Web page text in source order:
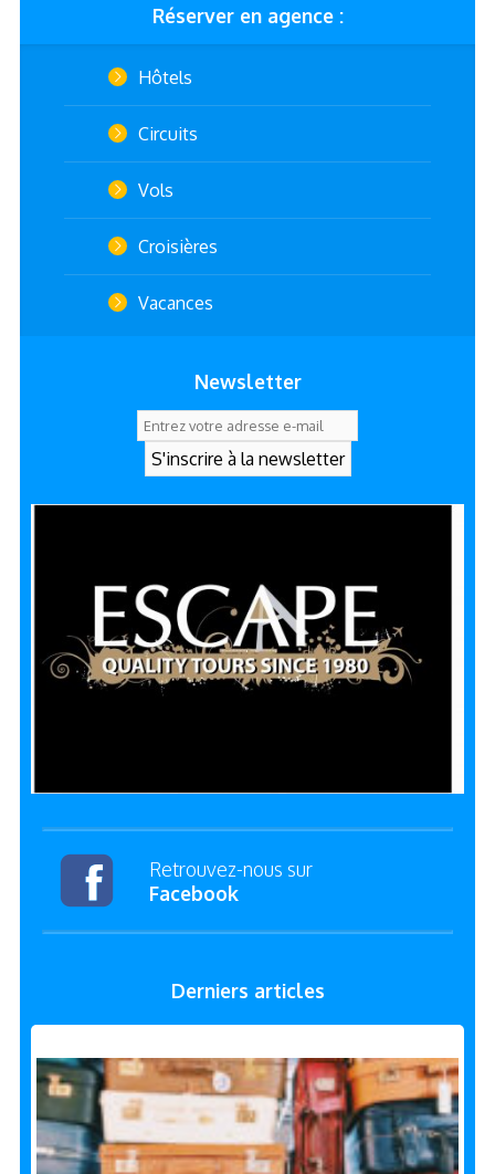
Réserver en agence :
Hôtels
Circuits
Vols
Croisières
Vacances
Newsletter
Retrouvez-nous sur
Facebook
Derniers articles